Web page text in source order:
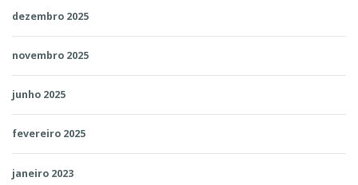
dezembro 2025
novembro 2025
junho 2025
fevereiro 2025
janeiro 2023